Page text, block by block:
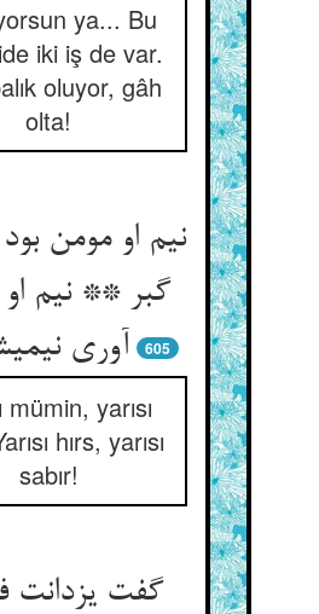
ya... Bu
iki iş de var.
oluyor, gâh
olta!
نیم او مومن
گبر ** نیم
آوری
605
mümin, yarısı
hırs, yarısı
sabır!
گفت یزدانت